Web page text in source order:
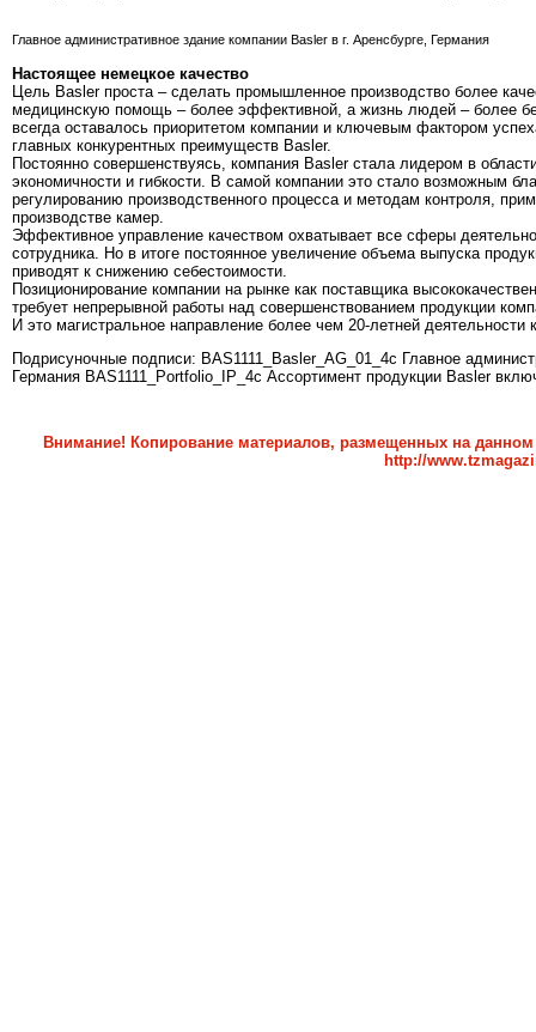
Главное административное здание компании Basler в г. Аренсбурге, Германия
Настоящее немецкое качество
Цель Basler проста – сделать промышленное производство более
медицинскую помощь – более эффективной, а жизнь людей – более
всегда оставалось приоритетом компании и ключевым фактором
главных конкурентных преимуществ Basler.
Постоянно совершенствуясь, компания Basler стала лидером в
экономичности и гибкости. В самой компании это стало возможным
регулированию производственного процесса и методам контроля,
производстве камер.
Эффективное управление качеством охватывает все сферы
сотрудника. Но в итоге постоянное увеличение объема выпуска
приводят к снижению себестоимости.
Позиционирование компании на рынке как поставщика
требует непрерывной работы над совершенствованием продукции
И это магистральное направление более чем 20-летней деятельности
Подрисуночные подписи: BAS1111_Basler_AG_01_4c Главное
Германия BAS1111_Portfolio_IP_4c Ассортимент продукции Basler
Внимание! Копирование материалов, размещенных на данном
http://